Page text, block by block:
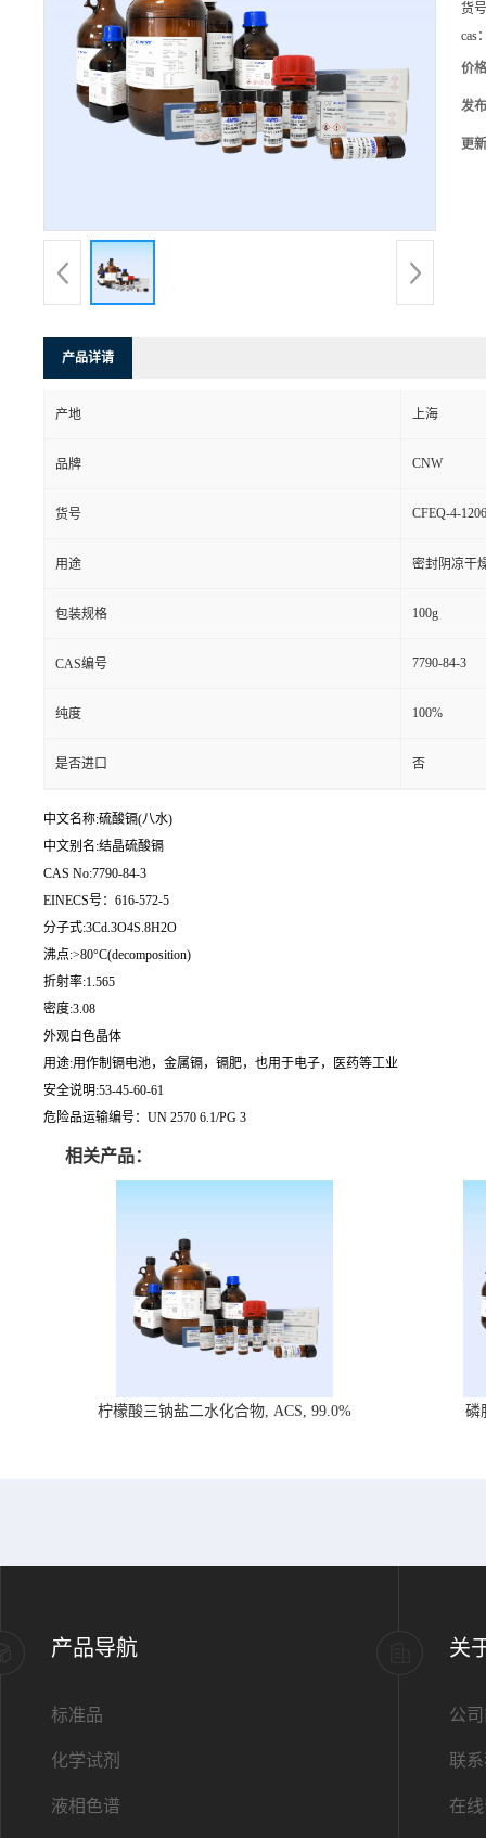
货
cas
价
发
更
产品详请
产地 上海
品牌 CNW
货号 CFEQ-4-
用途 密封阴凉干
包装规格 100g
CAS编号 7790-84-3
纯度 100%
是否进口 否
中文名称:硫酸镉(八水)
中文别名:结晶硫酸镉
CAS No:7790-84-3
EINECS号：616-572-5
分子式:3Cd.3O4S.8H2O
沸点:>80°C(decomposition)
折射率:1.565
密度:3.08
外观白色晶体
用途:用作制镉电池，金属镉，镉肥，也用于电子，医药等工业
安全说明:53-45-60-61
危险品运输编号：UN 2570 6.1/PG 3
相关产品：
柠檬酸三钠盐二水化合物, ACS, 99.0% 磷
产品导航
标准品
化学试剂
液相色谱
关
公
联
在